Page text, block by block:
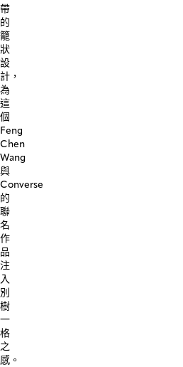
帶
的
籠
狀
設
計，
為
這
個
Feng
Chen
Wang
與
Converse
的
聯
名
作
品
注
入
別
樹
一
格
之
感。